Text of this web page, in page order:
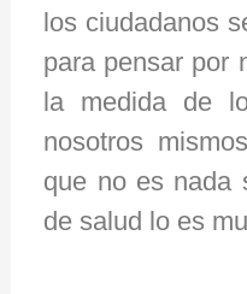
los ciudadanos
para pensar por
la medida de
nosotros
que no es nada
de salud lo es